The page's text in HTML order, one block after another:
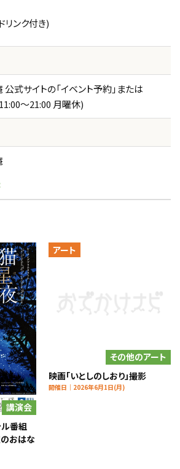
リンク付き)
式サイトの「イベント予約」または
〜21:00 月曜休)
講演会
ル番組
おはな
アート
その他のアート
映画「いとしのしおり」撮影
開催日｜2026年6月1日(月)